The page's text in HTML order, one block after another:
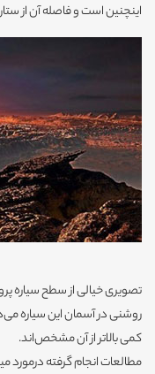
اینچنین است و فاصله آن از
تصویری خیالی از سطح سیاره
روشنی در آسمان این سیاره
کمی بالاتر از آن مشخص‌اند.
مطالعات انجام گرفته درمورد